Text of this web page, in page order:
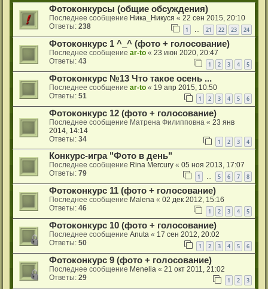
Фотоконкурсы (общие обсуждения)
Последнее сообщение Ника_Никуся « 22 сен 2015, 20:10
Ответы: 238 1 … 21 22 23 24
Фотоконкурс 1 ^_^ (фото + голосование)
Последнее сообщение ar-to « 23 июн 2020, 20:47
Ответы: 43 1 2 3 4 5
Фотоконкурс №13 Что такое осень ...
Последнее сообщение ar-to « 19 апр 2015, 10:50
Ответы: 51 1 2 3 4 5 6
Фотоконкурс 12 (фото + голосование)
Последнее сообщение Матрена Филипповна « 23 янв
2014, 14:14
Ответы: 34 1 2 3 4
Конкурс-игра "Фото в день"
Последнее сообщение Rina Mercury « 05 ноя 2013, 17:07
Ответы: 79 1 … 5 6 7 8
Фотоконкурс 11 (фото + голосование)
Последнее сообщение Malena « 02 дек 2012, 15:16
Ответы: 46 1 2 3 4 5
Фотоконкурс 10 (фото + голосование)
Последнее сообщение Anuta « 17 сен 2012, 20:02
Ответы: 50 1 2 3 4 5 6
Фотоконкурс 9 (фото + голосование)
Последнее сообщение Menelia « 21 окт 2011, 21:02
Ответы: 29 1 2 3